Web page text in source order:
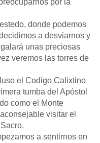
por la
donde podemos
a desviarnos y
unas preciosas
veremos las torres de
el Codigo Calixtino
tumba del Apóstol
como el Monte
visitar el
a sentirnos en